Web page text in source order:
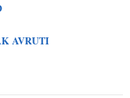
AVRUTI